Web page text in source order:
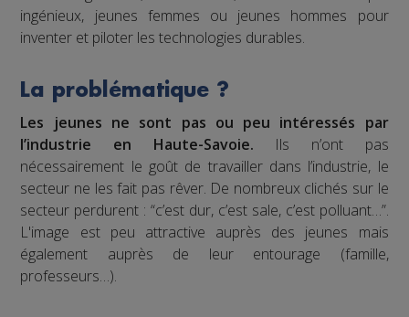
ingénieux, jeunes femmes ou jeunes hommes pour
inventer et piloter les technologies durables.
La problématique ?
Les jeunes ne sont pas ou peu intéressés par
l’industrie en Haute-Savoie. Ils n’ont pas
nécessairement le goût de travailler dans l’industrie, le
secteur ne les fait pas rêver. De nombreux clichés sur le
secteur perdurent : “c’est dur, c’est sale, c’est polluant…”.
L'image est peu attractive auprès des jeunes mais
également auprès de leur entourage (famille,
professeurs…).